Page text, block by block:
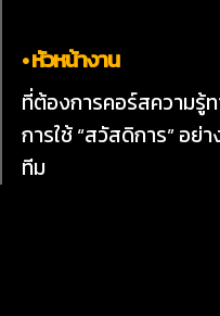
• หัวหน้างาน
ที่ต้องการคอร์สความรู้
การใช้ “สวัสดิการ” อย่
ทีม